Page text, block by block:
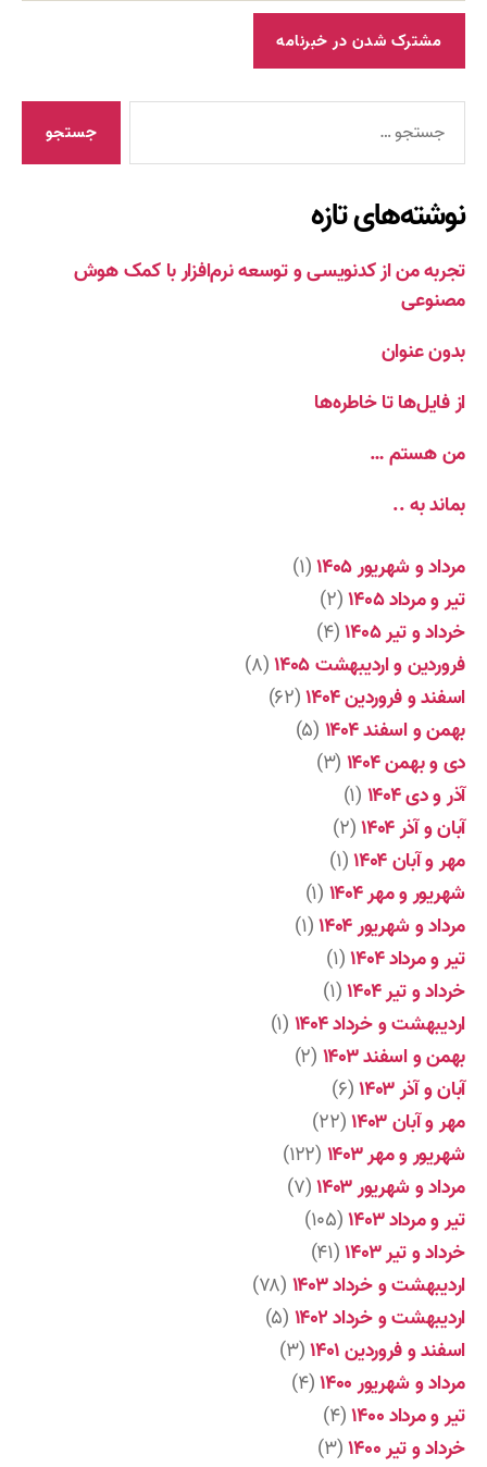
نوشته‌های تازه
تجربه من از کدنویسی و توسعه نرم‌افزار با کمک هوش
مصنوعی
بدون عنوان
از فایل‌ها تا خاطره‌ها
من هستم …
بماند به ..
مرداد و شهریور ۱۴۰۵
(۱)
تیر و مرداد ۱۴۰۵
(۲)
خرداد و تیر ۱۴۰۵
(۴)
فروردین و اردیبهشت ۱۴۰۵
(۸)
اسفند و فروردین ۱۴۰۴
(۶۲)
بهمن و اسفند ۱۴۰۴
(۵)
دی و بهمن ۱۴۰۴
(۳)
آذر و دی ۱۴۰۴
(۱)
آبان و آذر ۱۴۰۴
(۲)
مهر و آبان ۱۴۰۴
(۱)
شهریور و مهر ۱۴۰۴
(۱)
مرداد و شهریور ۱۴۰۴
(۱)
تیر و مرداد ۱۴۰۴
(۱)
خرداد و تیر ۱۴۰۴
(۱)
اردیبهشت و خرداد ۱۴۰۴
(۱)
بهمن و اسفند ۱۴۰۳
(۲)
آبان و آذر ۱۴۰۳
(۶)
مهر و آبان ۱۴۰۳
(۲۲)
شهریور و مهر ۱۴۰۳
(۱۲۲)
مرداد و شهریور ۱۴۰۳
(۷)
تیر و مرداد ۱۴۰۳
(۱۰۵)
خرداد و تیر ۱۴۰۳
(۴۱)
اردیبهشت و خرداد ۱۴۰۳
(۷۸)
اردیبهشت و خرداد ۱۴۰۲
(۵)
اسفند و فروردین ۱۴۰۱
(۳)
مرداد و شهریور ۱۴۰۰
(۴)
تیر و مرداد ۱۴۰۰
(۴)
خرداد و تیر ۱۴۰۰
(۳)